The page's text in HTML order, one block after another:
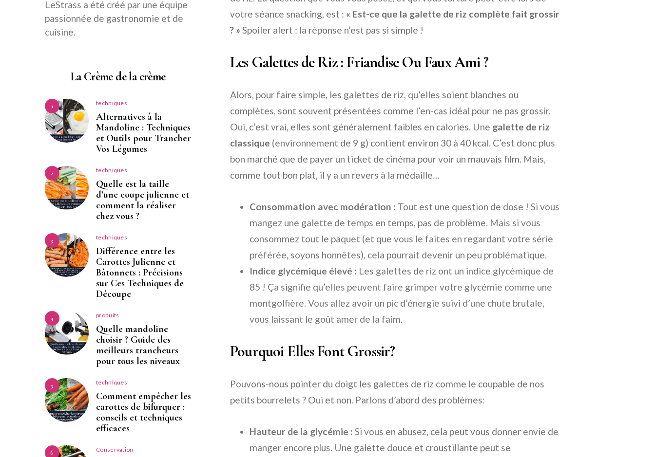
votre séance snacking, est : « Est-ce que la galette de riz complète fait grossir
? » Spoiler alert : la réponse n’est pas si simple !
Les Galettes de Riz : Friandise Ou Faux Ami ?
Alors, pour faire simple, les galettes de riz, qu’elles soient blanches ou
complètes, sont souvent présentées comme l’en-cas idéal pour ne pas grossir.
Oui, c’est vrai, elles sont généralement faibles en calories. Une galette de riz
classique (environnement de 9 g) contient environ 30 à 40 kcal. C’est donc plus
bon marché que de payer un ticket de cinéma pour voir un mauvais film. Mais,
comme tout bon plat, il y a un revers à la médaille…
Consommation avec modération : Tout est une question de dose ! Si vous
mangez une galette de temps en temps, pas de problème. Mais si vous
consommez tout le paquet (et que vous le faites en regardant votre série
préférée, soyons honnêtes), cela pourrait devenir un peu problématique.
Indice glycémique élevé : Les galettes de riz ont un indice glycémique de
85 ! Ça signifie qu’elles peuvent faire grimper votre glycémie comme une
montgolfière. Vous allez avoir un pic d’énergie suivi d’une chute brutale,
vous laissant le goût amer de la faim.
Pourquoi Elles Font Grossir?
Pouvons-nous pointer du doigt les galettes de riz comme le coupable de nos
petits bourrelets ? Oui et non. Parlons d’abord des problèmes:
Hauteur de la glycémie : Si vous en abusez, cela peut vous donner envie de
manger encore plus. Une galette douce et croustillante peut se
LeStrass a été créé par une équipe
passionnée de gastronomie et de
cuisine.
La Crème de la crème
1 techniques
Alternatives à la
Mandoline : Techniques
et Outils pour Trancher
Vos Légumes
2 techniques
Quelle est la taille
d’une coupe julienne et
comment la réaliser
chez vous ?
3 techniques
Différence entre les
Carottes Julienne et
Bâtonnets : Précisions
sur Ces Techniques de
Découpe
4 produits
Quelle mandoline
choisir ? Guide des
meilleurs trancheurs
pour tous les niveaux
5 techniques
Comment empêcher les
carottes de bifurquer :
conseils et techniques
efficaces
6 Conservation